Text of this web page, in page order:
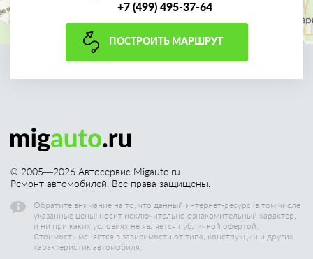
+7 (499) 495-37-64
ПОСТРОИТЬ МАРШРУТ
© 2005—2026 Автосервис Migauto.ru
Ремонт автомобилей. Все права защищены.
Обратите внимание на то, что данный интернет-ресурс (в том числе
указанные цены) носит исключительно ознакомительный характер,
и ни при каких условиях не является публичной офертой.
Стоимость меняется в зависимости от типа, конструкции и других
характеристик автомобиля.